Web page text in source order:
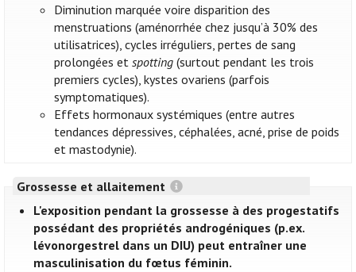
Diminution marquée voire disparition des
menstruations (aménorrhée chez jusqu’à 30% des
utilisatrices), cycles irréguliers, pertes de sang
prolongées etspotting (surtout pendant les trois
premiers cycles), kystes ovariens (parfois
symptomatiques).
Effets hormonaux systémiques (entre autres
tendances dépressives, céphalées, acné, prise de poids
et mastodynie).
Grossesse et allaitement
L'exposition pendant la grossesse à des progestatifs
possédant des propriétés androgéniques (p.ex.
lévonorgestrel dans un DIU) peut entraîner une
masculinisation du fœtus féminin.